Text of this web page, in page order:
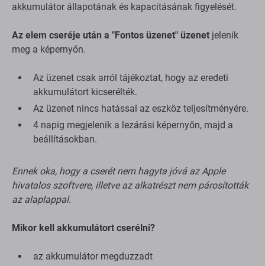
akkumulátor állapotának és kapacitásának figyelését.
Az elem cseréje után a "Fontos üzenet" üzenet jelenik
meg a képernyőn.
Az üzenet csak arról tájékoztat, hogy az eredeti
akkumulátort kicserélték.
Az üzenet nincs hatással az eszköz teljesítményére.
4 napig megjelenik a lezárási képernyőn, majd a
beállításokban.
Ennek oka, hogy a cserét nem hagyta jóvá az Apple
hivatalos szoftvere, illetve az alkatrészt nem párosították
az alaplappal.
Mikor kell akkumulátort cserélni?
az akkumulátor megduzzadt